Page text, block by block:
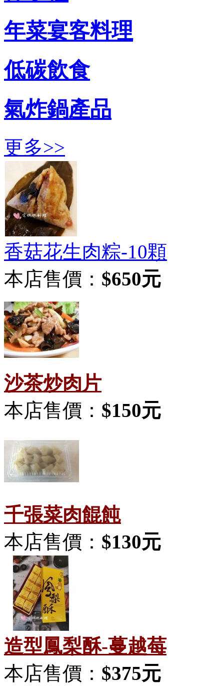
年菜宴客料理
低碳飲食
氣炸鍋產品
更多>>
香菇花生肉粽-10顆
本店售價： $650元
沙茶炒肉片
本店售價： $150元
千張菜肉餛飩
本店售價： $130元
造型鳳梨酥-蔓越莓
本店售價： $375元